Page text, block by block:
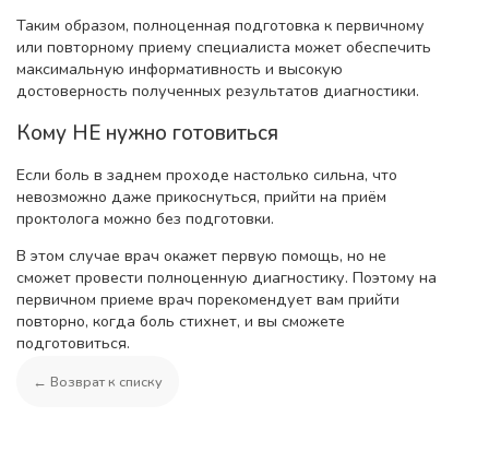
Таким образом, полноценная подготовка к первичному
или повторному приему специалиста может обеспечить
максимальную информативность и высокую
достоверность полученных результатов диагностики.
Кому НЕ нужно готовиться
Если боль в заднем проходе настолько сильна, что
невозможно даже прикоснуться, прийти на приём
проктолога можно без подготовки.
В этом случае врач окажет первую помощь, но не
сможет провести полноценную диагностику. Поэтому на
первичном приеме врач порекомендует вам прийти
повторно, когда боль стихнет, и вы сможете
подготовиться.
← Возврат к списку